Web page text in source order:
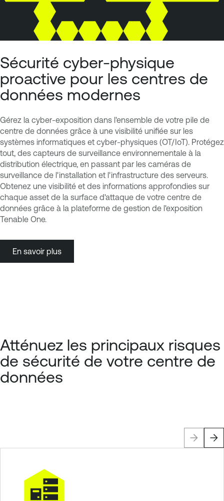
Sécurité cyber-physique
proactive pour les centres de
données modernes
Gérez la cyber-exposition dans l'ensemble de votre pile de
centre de données grâce à une visibilité unifiée sur les
systèmes informatiques et cyber-physiques (OT/IoT). Protégez
tout, des capteurs de surveillance environnementale à la
distribution électrique, en passant par les caméras de
surveillance de l'installation et l'infrastructure des serveurs.
Obtenez une visibilité et des informations approfondies sur
chaque asset de la surface d'attaque de votre centre de
données grâce à la plateforme de gestion de l'exposition
Tenable One.
En savoir plus
Atténuez les principaux risques
de sécurité de votre centre de
données